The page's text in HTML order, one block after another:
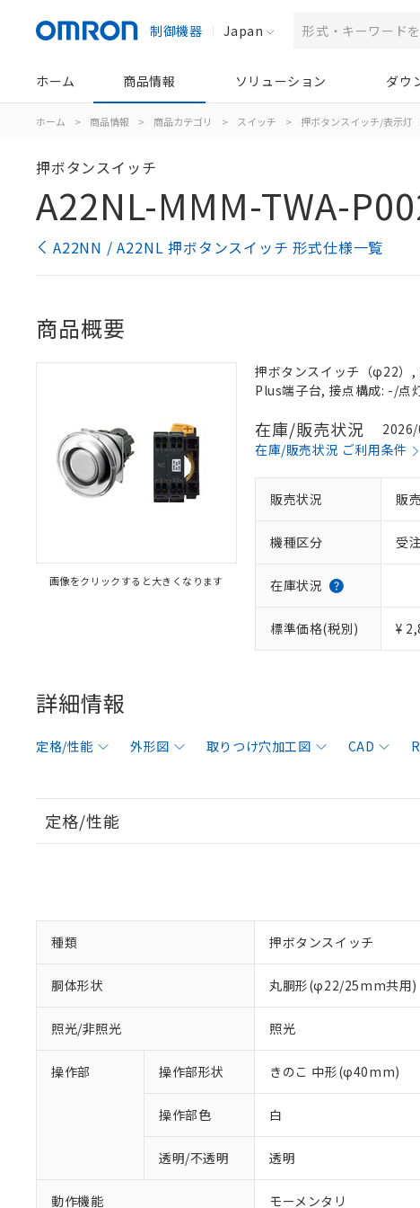
制御機器 Japan
ホーム 商品情報 ソリューション ダウ
ホーム > 商品情報 > 商品カテゴリ > スイッチ > 押ボタンスイッチ/表示灯
押ボタンスイッチ
A22NL-MMM-TWA-
A22NN / A22NL 押ボタンスイッチ 形式仕様一覧
商品概要
画像をクリックすると大きくなります
押ボタンスイッチ（φ22）,
Plus端子台, 接点構成: -/点
在庫/販売状況
在庫/販売状況 ご利用条件
販売状況 販
機種区分 受
在庫状況
標準価格(税別) ¥
詳細情報
定格/性能 外形図 取りつけ穴加工図 CAD
定格/性能
種類 押ボタンスイッチ
胴体形状 丸胴形(φ22/25mm共用)
照光/非照光 照光
操作部 操作部形状 きのこ 中形(φ40mm)
操作部色 白
透明/不透明 透明
動作機能 モーメンタリ